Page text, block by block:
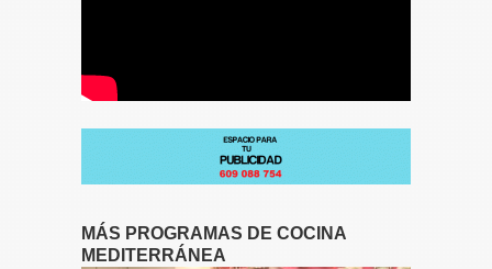
MÁS PROGRAMAS DE COCINA
MEDITERRÁNEA